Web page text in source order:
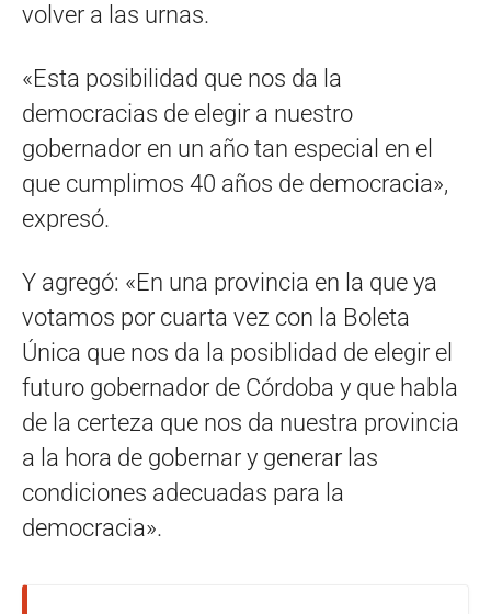
volver a las urnas.
«Esta posibilidad que nos da la
democracias de elegir a nuestro
gobernador en un año tan especial en el
que cumplimos 40 años de democracia»,
expresó.
Y agregó: «En una provincia en la que ya
votamos por cuarta vez con la Boleta
Única que nos da la posiblidad de elegir el
futuro gobernador de Córdoba y que habla
de la certeza que nos da nuestra provincia
a la hora de gobernar y generar las
condiciones adecuadas para la
democracia».